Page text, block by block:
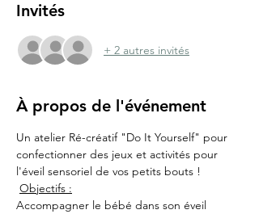
Invités
+ 2 autres invités
À propos de l'événement
Un atelier Ré-créatif "Do It Yourself" pour
confectionner des jeux et activités pour
l'éveil sensoriel de vos petits bouts !
Objectifs :
Accompagner le bébé dans son éveil